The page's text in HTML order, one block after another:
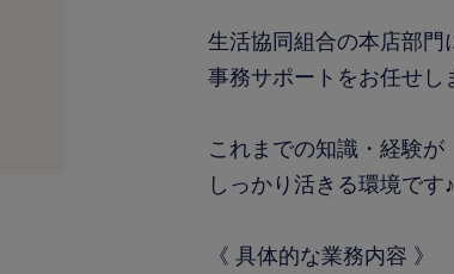
生活協同組合の本店部門
事務サポートをお任せし
これまでの知識・経験が
しっかり活きる環境です♪
《 具体的な業務内容 》